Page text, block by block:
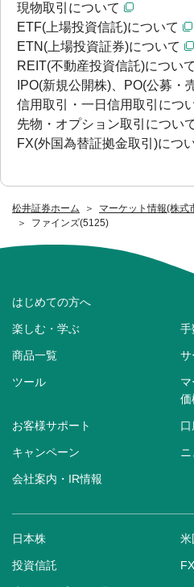
松井証券ホーム
マーケット情報(株式
ファインズ(5125)
現物取引について
ETF(上場投資信託)について
ETN(上場投資証券)について
REIT(不動産投資信託)について
IPO(新規公開株)、PO(公募・
信用取引・一日信用取引につ
先物・オプション取引につい
FX(外国為替証拠金取引)につ
はじめての方へ
楽しむ・学ぶ 手
商品一覧 サ
ツール
価
お客様サポート
キャンペーン
会社案内・IR情報
日本株 米
投資信託 FX